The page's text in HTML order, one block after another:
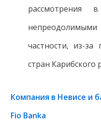
рассмотрения
частности, из-за
стран Карибского
Компания в Невисе и
Fio Banka